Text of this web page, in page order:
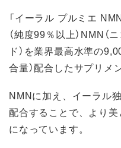
「イーラル プルミエ
（純度99％以上）NMN
ド）を業界最高水準の
合量）配合したサプリメ
NMNに加え、イーラル
配合することで、より
になっています。